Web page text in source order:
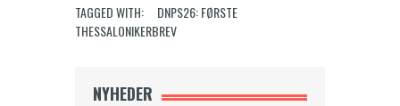
TAGGED WITH:
DNPS26: FØRSTE
THESSALONIKERBREV
NYHEDER